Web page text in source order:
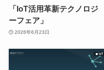
「IoT活用革新テクノロジ
ーフェア」
2026年6月23日